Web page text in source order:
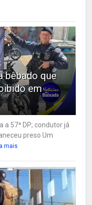
bêbado que
em
a 57ª DP; condutor já
preso Um
mais